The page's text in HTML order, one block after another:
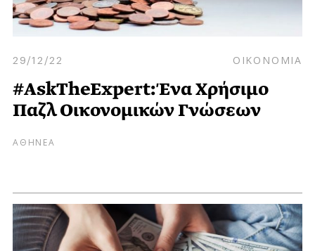
29/12/22 ΟΙΚΟΝΟΜΙΑ
#AskTheExpert: Ένα Χρήσιμο
Παζλ Οικονομικών Γνώσεων
ΑΘΗΝΕΑ